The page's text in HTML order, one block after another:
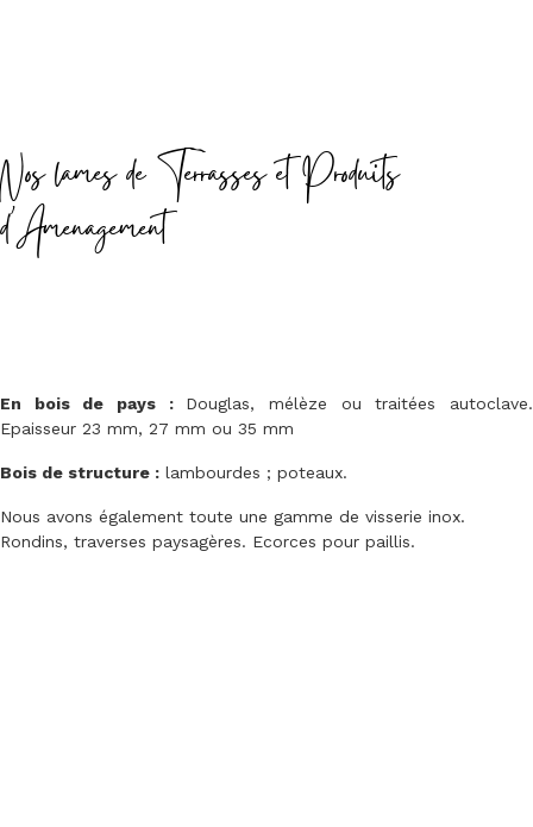
Nos lames de Terrasses et Produits
d'Amenagement
En bois de pays : Douglas, mélèze ou traitées autoclave.
Epaisseur 23 mm, 27 mm ou 35 mm
Bois de structure : lambourdes ; poteaux.
Nous avons également toute une gamme de visserie inox.
Rondins, traverses paysagères. Ecorces pour paillis.